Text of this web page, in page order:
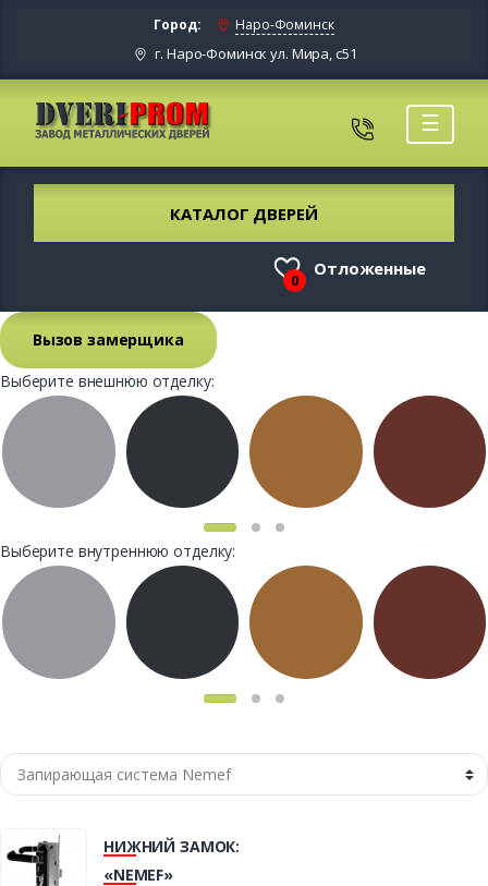
Город: Наро-Фоминск
г. Наро-Фоминск ул. Мира, с51
☰
КАТАЛОГ ДВЕРЕЙ
0
Отложенные
Вызов замерщика
Выберите внешнюю отделку:
Выберите внутреннюю отделку:
НИЖНИЙ ЗАМОК:
«NEMEF»